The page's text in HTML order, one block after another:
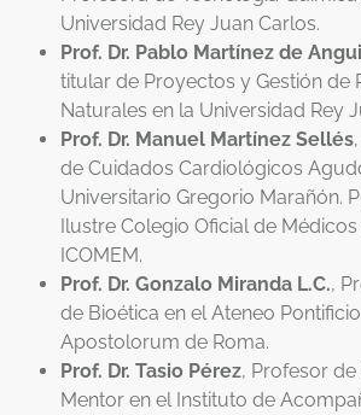
Universidad Rey Juan Carlos.
Prof. Dr. Pablo Martínez de
titular de Proyectos y Gestión de
Naturales en la Universidad Rey
Prof. Dr. Manuel Martínez Sellés
de Cuidados Cardiológicos
Universitario Gregorio Marañón.
Ilustre Colegio Oficial de
ICOMEM.
Prof. Dr. Gonzalo Miranda L.C.,
de Bioética en el Ateneo
Apostolorum de Roma.
Prof. Dr. Tasio Pérez, Profesor
Mentor en el Instituto de